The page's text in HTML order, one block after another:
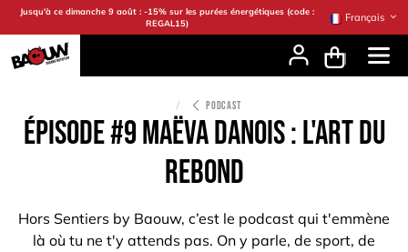
Se rendre au contenu
Jusqu'à ce dimanche 9 août : -15% sur les purées énergétiques (code :
REGAL15)
Français
PODCAST
Épisode #9 Maëva Danois : L'art du
rebond
Hors Sentiers by Baouw, c’est le podcast qui t'emmène
là où tu ne t'y attends pas. On y parle, de sport, de